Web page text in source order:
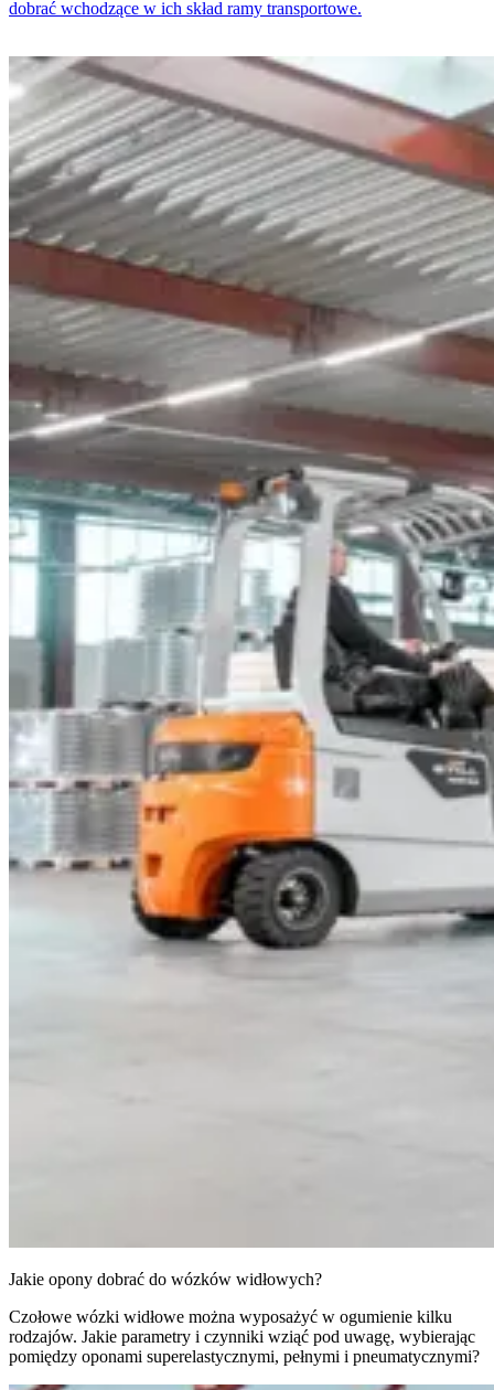
dobrać wchodzące w ich skład ramy transportowe.
Jakie opony dobrać do wózków widłowych?
Czołowe wózki widłowe można wyposażyć w ogumienie kilku
rodzajów. Jakie parametry i czynniki wziąć pod uwagę, wybierając
pomiędzy oponami superelastycznymi, pełnymi i pneumatycznymi?